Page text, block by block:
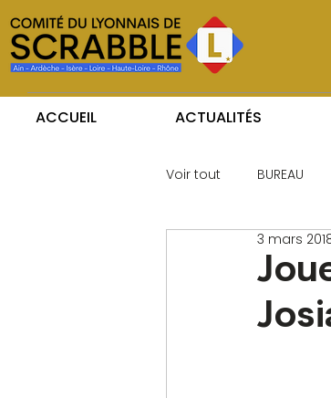
ACCUEIL ACTUALITÉS
Voir tout BUREAU
3 mars